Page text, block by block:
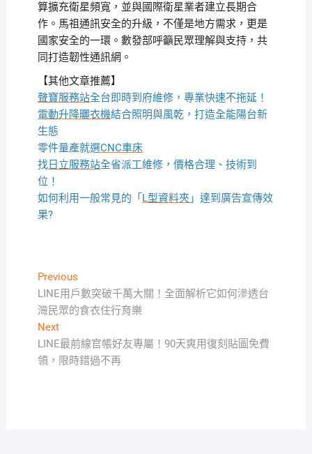
算擴充衛星頻寬，並與國際衛星業者建立長期合
作。馬祖通訊安全的升級，不僅是地方需求，更是
國家安全的一環。數發部呼籲民眾理解與支持，共
同打造韌性通訊網。
【其他文章推薦】
聲寶服務站全台即時到府維修，專業快速不拖延！
電動升降曬衣機結合照明與風乾，打造全能陽台新
生態
零件量產就選CNC車床
找日立服務站全省派工維修，價格合理、技術到
位！
如何利用一般常見的「 L型資料夾」達到廣告宣傳效
果?
文
章
導
覽
PreviousPrevious
post:
LINE用戶數突破千萬大關！全面解析它如何滲透台
灣民眾的食衣住行育樂
NextNext
post:
LINE最前線官帳好友專屬！90天爽用復刻貼圖免費
領，限時錯過不再